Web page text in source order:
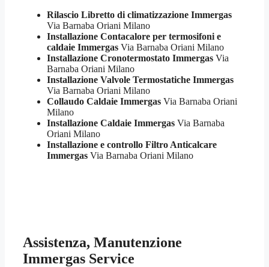
Rilascio Libretto di climatizzazione Immergas
Via Barnaba Oriani Milano
Installazione Contacalore per termosifoni e
caldaie Immergas Via Barnaba Oriani Milano
Installazione Cronotermostato Immergas Via
Barnaba Oriani Milano
Installazione Valvole Termostatiche Immergas
Via Barnaba Oriani Milano
Collaudo Caldaie Immergas Via Barnaba Oriani
Milano
Installazione Caldaie Immergas Via Barnaba
Oriani Milano
Installazione e controllo Filtro Anticalcare
Immergas Via Barnaba Oriani Milano
Assistenza, Manutenzione
Immergas Service